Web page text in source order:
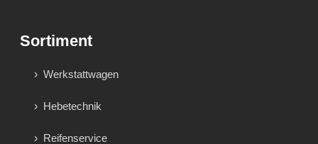
Sortiment
Werkstattwagen
Hebetechnik
Reifenservice